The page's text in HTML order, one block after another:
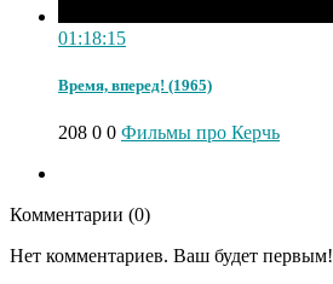
01:18:15
Время, вперед! (1965)
208 0 0 Фильмы про Керчь
Комментарии (0)
Нет комментариев. Ваш будет первым!